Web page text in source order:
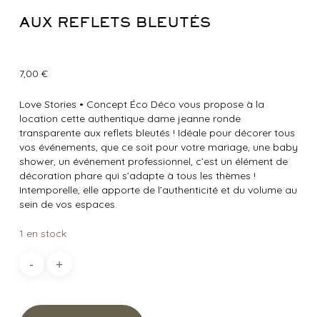
AUX REFLETS BLEUTÉS
7,00 €
Love Stories • Concept Éco Déco vous propose à la
location cette authentique dame jeanne ronde
transparente aux reflets bleutés ! Idéale pour décorer tous
vos événements, que ce soit pour votre mariage, une baby
shower, un événement professionnel, c’est un élément de
décoration phare qui s’adapte à tous les thèmes !
Intemporelle, elle apporte de l’authenticité et du volume au
sein de vos espaces.
1 en stock